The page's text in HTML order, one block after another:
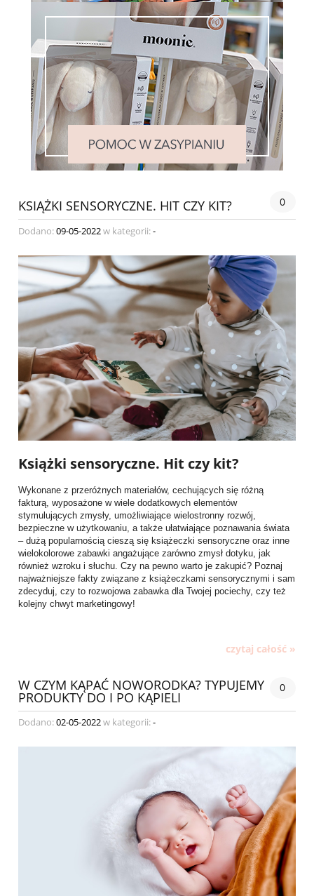
KSIĄŻKI SENSORYCZNE. HIT CZY KIT? 0
Dodano:09-05-2022w kategorii:-
Książki sensoryczne. Hit czy kit?
Wykonane z przeróżnych materiałów, cechujących się różną
fakturą, wyposażone w wiele dodatkowych elementów
stymulujących zmysły, umożliwiające wielostronny rozwój,
bezpieczne w użytkowaniu, a także ułatwiające poznawania świata
– dużą popularnością cieszą się książeczki sensoryczne oraz inne
wielokolorowe zabawki angażujące zarówno zmysł dotyku, jak
również wzroku i słuchu. Czy na pewno warto je zakupić? Poznaj
najważniejsze fakty związane z książeczkami sensorycznymi i sam
zdecyduj, czy to rozwojowa zabawka dla Twojej pociechy, czy też
kolejny chwyt marketingowy!
czytaj całość »
W CZYM KĄPAĆ NOWORODKA? TYPUJEMY
PRODUKTY DO I PO KĄPIELI
0
Dodano:02-05-2022w kategorii:-